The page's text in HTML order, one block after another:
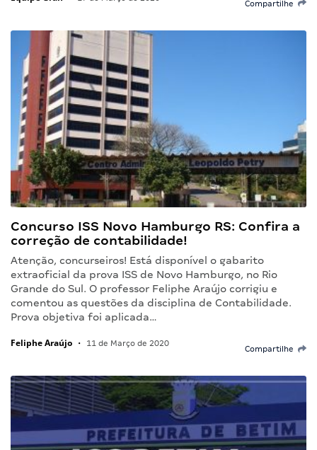
Compartilhe
Concurso ISS Novo Hamburgo RS: Confira a
correção de contabilidade!
Atenção, concurseiros! Está disponível o gabarito
extraoficial da prova ISS de Novo Hamburgo, no Rio
Grande do Sul. O professor Feliphe Araújo corrigiu e
comentou as questões da disciplina de Contabilidade.
Prova objetiva foi aplicada…
Feliphe Araújo • 11 de Março de 2020
Compartilhe